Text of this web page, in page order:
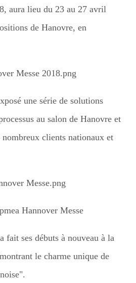
aura lieu du 23 au 27 avril
de Hanovre, en
une série de solutions
au salon de Hanovre et
nombreux clients nationaux et
Hannover Messe
fait ses débuts à nouveau à la
le charme unique de